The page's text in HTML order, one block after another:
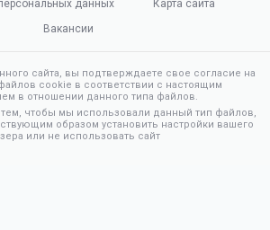
данных
Карта сайта
Вакансии
сайта, вы подтверждаете свое согласие на
cookie в соответствии с настоящим
в отношении данного типа файлов.
чтобы мы использовали данный тип файлов,
образом установить настройки вашего
или не использовать сайт